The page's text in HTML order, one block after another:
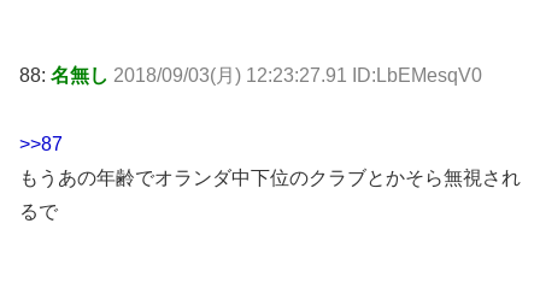
88: 名無し 2018/09/03(月) 12:23:27.91 ID:LbEMesqV0
>>87
もうあの年齢でオランダ中下位のクラブとかそら無視され
るで